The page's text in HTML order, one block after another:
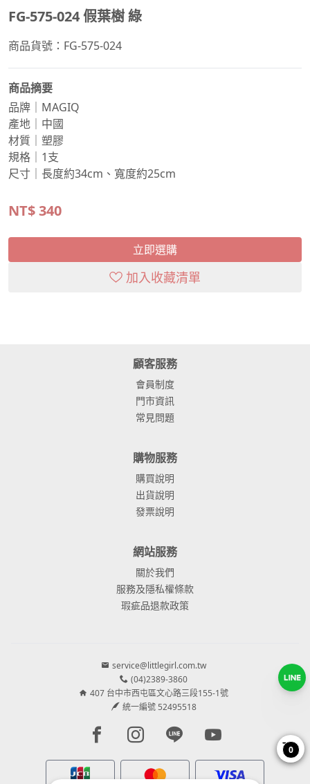
FG-575-024 假葉樹 綠
商品貨號：FG-575-024
商品摘要
品牌｜MAGIQ
產地｜中國
材質｜塑膠
規格｜1支
尺寸｜長度約34cm、寬度約25cm
NT$340
立即選購
加入收藏清單
顧客服務
會員制度
門市資訊
常見問題
購物服務
購買說明
出貨說明
發票說明
網站服務
關於我們
服務及隱私權條款
瑕疵品退款政策
service@littlegirl.com.tw
(04)2389-3860
407 台中市西屯區文心路三段155-1號
統一編號 52495518
Facebook page
Instagram page
Line pageYoutube page
0